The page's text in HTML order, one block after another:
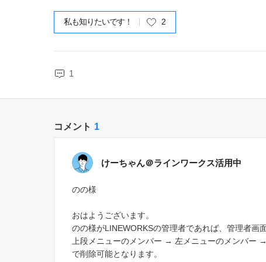
私も知りたいです！ 2
1
コメント 1
けーちゃん＠ラインワークス活用中
のの様
おはようございます。
のの様がLINEWORKSの管理者であれば、管理者画
上段メニューのメンバー → 左メニューのメンバー
で削除可能となります。